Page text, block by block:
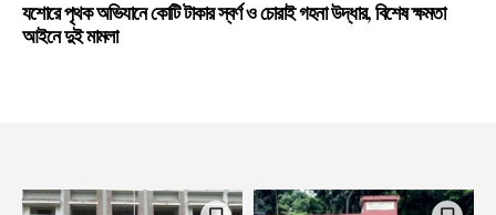
যশোরে পৃথক অভিযানে কোটি টাকার স্বর্ণ ও চোরাই গহনা উদ্ধার, বিশেষ ক্ষমতা
আইনে দুই মামলা